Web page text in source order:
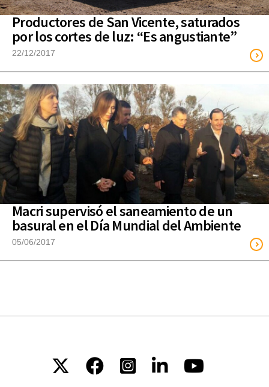
Productores de San Vicente, saturados
por los cortes de luz: “Es angustiante”
22/12/2017
Macri supervisó el saneamiento de un
basural en el Día Mundial del Ambiente
05/06/2017